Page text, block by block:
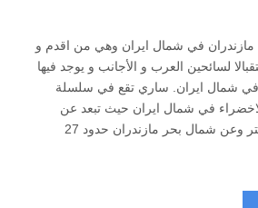
في شمال ايران وهي من اقدم و
لسائحين العرب و الأجانب و يوجد فيها
في شمال ايران. ساري تقع في سلسلة
في شمال ايران حيث تبعد عن
مشهد حدود 690 كيلومتر وعن شمال بحر مازندران حدود 27